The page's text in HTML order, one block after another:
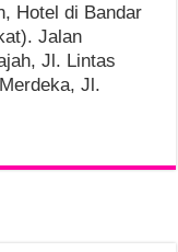
Hotel di Bandar
Jalan
Jl. Lintas
Jl.